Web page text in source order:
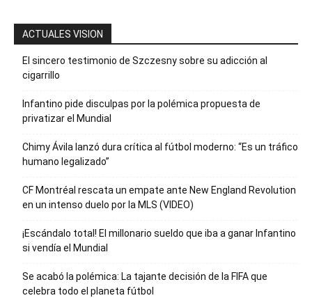
ACTUALES VISION
El sincero testimonio de Szczesny sobre su adicción al
cigarrillo
Infantino pide disculpas por la polémica propuesta de
privatizar el Mundial
Chimy Ávila lanzó dura crítica al fútbol moderno: “Es un tráfico
humano legalizado”
CF Montréal rescata un empate ante New England Revolution
en un intenso duelo por la MLS (VIDEO)
¡Escándalo total! El millonario sueldo que iba a ganar Infantino
si vendía el Mundial
Se acabó la polémica: La tajante decisión de la FIFA que
celebra todo el planeta fútbol